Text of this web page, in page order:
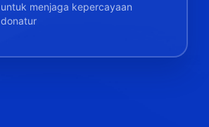
untuk menjaga kepercayaan
donatur